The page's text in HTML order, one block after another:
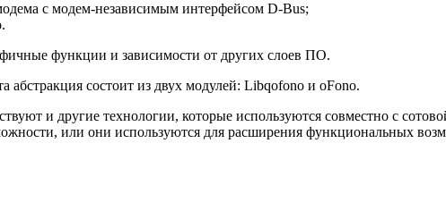
с модем-независимым интерфейсом D-Bus;
функции и зависимости от других слоев ПО.
абстракция состоит из двух модулей: Libqofono и oFono.
и другие технологии, которые используются совместно с
или они используются для расширения функциональных